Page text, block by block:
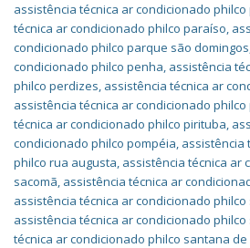
assistência técnica ar condicionado philco
técnica ar condicionado philco paraíso,
condicionado philco parque são domingos
condicionado philco penha, assistência
philco perdizes, assistência técnica ar
assistência técnica ar condicionado philco
técnica ar condicionado philco pirituba,
condicionado philco pompéia, assistência
philco rua augusta, assistência técnica ar
sacomã, assistência técnica ar
assistência técnica ar condicionado
assistência técnica ar condicionado
técnica ar condicionado philco santana